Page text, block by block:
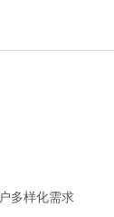
多样化需求